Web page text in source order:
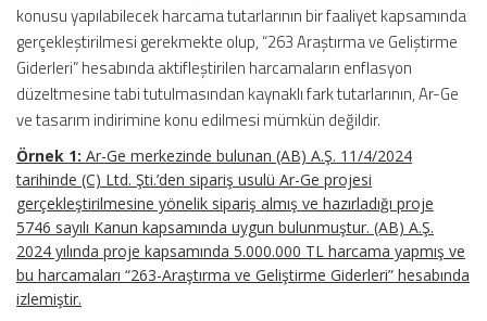
konusu yapılabilecek harcama tutarlarının bir faaliyet kapsamında
gerçekleştirilmesi gerekmekte olup, “263 Araştırma ve Geliştirme
Giderleri” hesabında aktifleştirilen harcamaların enflasyon
düzeltmesine tabi tutulmasından kaynaklı fark tutarlarının, Ar-Ge
ve tasarım indirimine konu edilmesi mümkün değildir.
Örnek 1: Ar-Ge merkezinde bulunan (AB) A.Ş. 11/4/2024
tarihinde (C) Ltd. Şti.’den sipariş usulü Ar-Ge projesi
gerçekleştirilmesine yönelik sipariş almış ve hazırladığı proje
5746 sayılı Kanun kapsamında uygun bulunmuştur. (AB) A.Ş.
2024 yılında proje kapsamında 5.000.000 TL harcama yapmış ve
bu harcamaları “263-Araştırma ve Geliştirme Giderleri” hesabında
izlemiştir.